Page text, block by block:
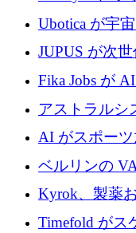
ステムを商業
めに43万ポン
Ubotica が宇
リジェンスを
JUPUS が次
化するために
Fika Jobs が
めに 400 万ド
アストラルシ
素の世界的な
ンドを調達
AI がスポー
が 2,000 万ユ
ベルリンの
を拡張するた
Kyrok、製薬
に AI を導入
Timefold がス